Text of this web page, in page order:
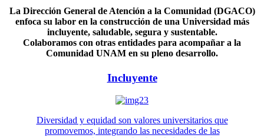
La Dirección General de Atención a la Comunidad (DGACO)
enfoca su labor en la construcción de una Universidad más
incluyente, saludable, segura y sustentable.
Colaboramos con otras entidades para acompañar a la
Comunidad UNAM en su pleno desarrollo.
Incluyente
Diversidad y equidad son valores universitarios que
promovemos, integrando las necesidades de las